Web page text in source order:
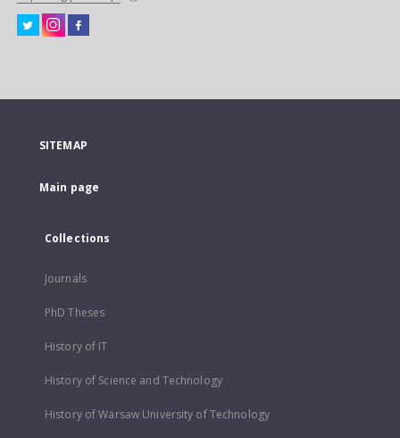
SITEMAP
Main page
Collections
Journals
PhD Theses
History of IT
History of Science and Technology
History of Warsaw University of Technology